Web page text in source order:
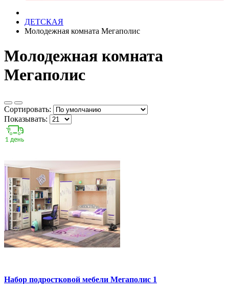
ДЕТСКАЯ
Молодежная комната Мегаполис
Молодежная комната
Мегаполис
Сортировать:
Показывать:
Набор подростковой мебели Мегаполис 1